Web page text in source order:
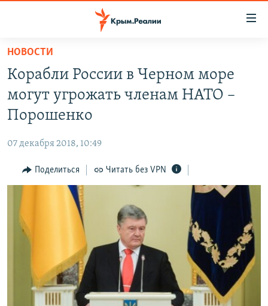
Вернуться
основному
содержанию
Вернутся
главной
навигации
Вернутся
поиску
НОВОСТИ
СПЕЦПРОЕКТЫ
11 ЛЕТ ОККУПАЦИИ КРЫМА. 11 ИСТОРИЙ СОПРОТИВЛЕНИЯ
ВОДА
ЕЩЕ
ИНТЕРАКТИВ
ИНФОГРАФИКА
ТЕЛЕПРОЕКТ КРЫМ.РЕАЛИИ
СОВЕТЫ ПРАВОЗАЩИТНИКОВ
ПРОПАВШИЕ БЕЗ ВЕСТИ
ПОБЕДИТЕЛЕЙ НЕ СУДЯТ?
КРЫМ.НЕПОКОРЕННЫЙ
РАДІО СВОБОДА
КАК ОБОЙТИ БЛОКИРОВКУ
Українською
ПРИСОЕДИНЯЙТЕСЬ!
НОВОСТИ
Корабли России в Черном море
могут угрожать членам НАТО –
Порошенко
07 декабря 2018, 10:49
Поделиться Читать без VPN